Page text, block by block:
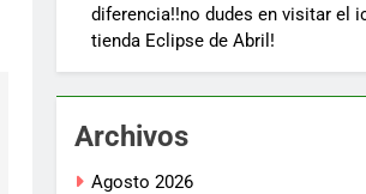
diferencia!!no dudes en visitar el
tienda Eclipse de Abril!
Archivos
Agosto 2026